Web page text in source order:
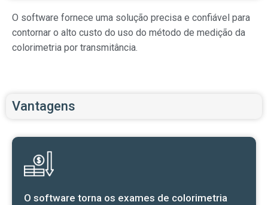
O software fornece uma solução precisa e confiável para
contornar o alto custo do uso do método de medição da
colorimetria por transmitância.
Vantagens
O software torna os exames de colorimetria